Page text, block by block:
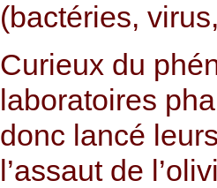
(bactéries,
Curieux du
laboratoires
donc lancé
l’assaut de